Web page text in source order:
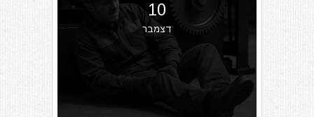
10
דצמבר